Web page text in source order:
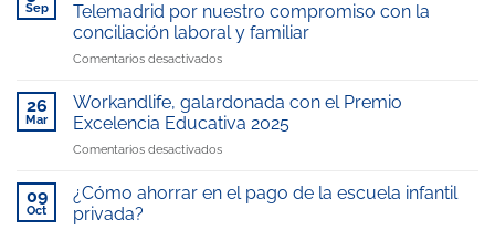
del
Hospital
Universitario
Juan
Carlos,
gestionada
por
reconocida
Sep
Telemadrid por nuestro compromiso con la
conciliación laboral y familiar
Comentarios desactivadosen
en
los
Medios:
Reconocimiento
Telemadrid
26
Mar
Workandlife, galardonada con el Premio
Excelencia Educativa 2025
Comentarios desactivadosen
galardonada
09
Oct
¿Cómo ahorrar en el pago de la escuela infantil
privada?